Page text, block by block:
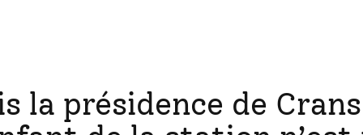
la présidence de